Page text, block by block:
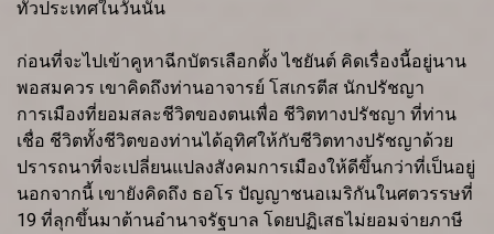
ทั่วประเทศในวันนั้น
ก่อนที่จะไปเข้าคูหาฉีกบัตรเลือกตั้ง ไชยันต์ คิดเรื่องนี้อยู่นาน
พอสมควร เขาคิดถึงท่านอาจารย์ โสเกรตีส นักปรัชญา
การเมืองที่ยอมสละชีวิตของตนเพื่อ ชีวิตทางปรัชญา ที่ท่าน
เชื่อ ชีวิตทั้งชีวิตของท่านได้อุทิศให้กับชีวิตทางปรัชญาด้วย
ปรารถนาที่จะเปลี่ยนแปลงสังคมการเมืองให้ดีขึ้นกว่าที่เป็นอยู่
นอกจากนี้ เขายังคิดถึง ธอโร ปัญญาชนอเมริกันในศตวรรษที่
19 ที่ลุกขึ้นมาต้านอำนาจรัฐบาล โดยปฏิเสธไม่ยอมจ่ายภาษี